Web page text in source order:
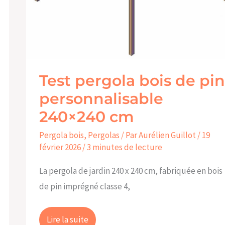
Test pergola bois de pin
personnalisable
240×240 cm
Pergola bois, Pergolas / ParAurélien Guillot /19
février 2026/3 minutes de lecture
La pergola de jardin 240 x 240 cm, fabriquée en bois
de pin imprégné classe 4,
Lire la suite